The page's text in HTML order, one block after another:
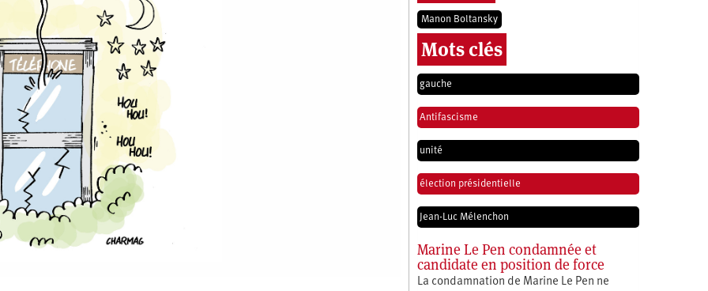
Manon Boltansky
Mots clés
gauche
Antifascisme
unité
élection présidentielle
Jean-Luc Mélenchon
Marine Le Pen condamnée et
candidate en position de force
La condamnation de Marine Le Pen ne